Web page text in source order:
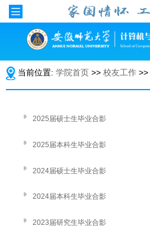
当前位置: 学院首页 >> 校友工作 >>
2025届硕士生毕业合影
2025届本科生毕业合影
2024届硕士生毕业合影
2024届本科生毕业合影
2023届研究生毕业合影